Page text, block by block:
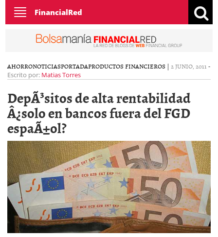
Toggle
navigation
FinancialRed
AHORRONOTICIASPORTADAPRODUCTOS FINANCIEROS | 2 JUNIO, 2011 -
Escrito por: Matias Torres
DepÃ³sitos de alta rentabilidad
Â¿solo en bancos fuera del FGD
espaÃ±ol?